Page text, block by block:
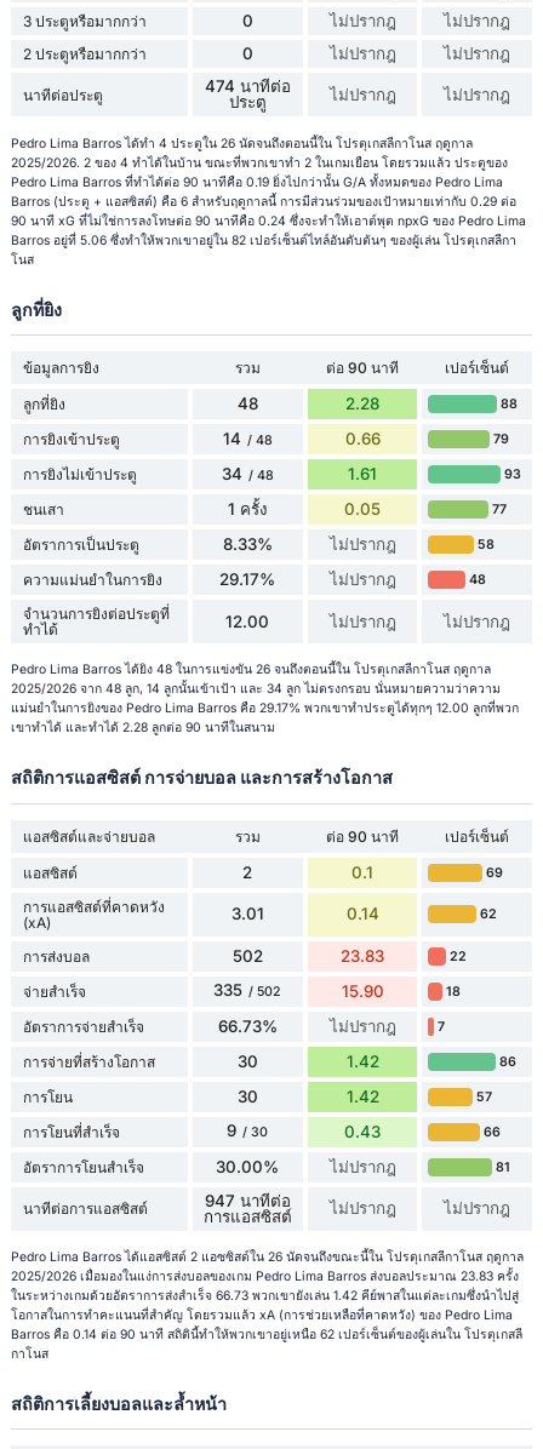
3 ประตูหรือมากกว่า 0 ไม่ปรากฎ ไม่ปรากฎ
2 ประตูหรือมากกว่า 0 ไม่ปรากฎ ไม่ปรากฎ
นาทีต่อประตู
474 นาทีต่อ
ประตู
ไม่ปรากฎ ไม่ปรากฎ
Pedro Lima Barros ได้ทำ 4 ประตูใน 26 นัดจนถึงตอนนี้ใน โปรตุเกสลีกาโนส ฤดูกาล
2025/2026. 2 ของ 4 ทำได้ในบ้าน ขณะที่พวกเขาทำ 2 ในเกมเยือน โดยรวมแล้ว ประตูของ
Pedro Lima Barros ที่ทำได้ต่อ 90 นาทีคือ 0.19 ยิ่งไปกว่านั้น G/A ทั้งหมดของ Pedro Lima
Barros (ประตู + แอสซิสต์) คือ 6 สำหรับฤดูกาลนี้ การมีส่วนร่วมของเป้าหมายเท่ากับ 0.29 ต่อ
90 นาที xG ที่ไม่ใช่การลงโทษต่อ 90 นาทีคือ 0.24 ซึ่งจะทำให้เอาต์พุต npxG ของ Pedro Lima
Barros อยู่ที่ 5.06 ซึ่งทำให้พวกเขาอยู่ใน 82 เปอร์เซ็นต์ไทล์อันดับต้นๆ ของผู้เล่น โปรตุเกสลีกา
โนส
ลูกที่ยิง
ข้อมูลการยิง รวม ต่อ 90 นาที
เปอร์เซ็นต์
ลูกที่ยิง
48 2.28 88
การยิงเข้าประตู 14 / 48 0.66 79
การยิงไม่เข้าประตู 34 / 48 1.61 93
ชนเสา 1 ครั้ง 0.05 77
อัตราการเป็นประตู 8.33% ไม่ปรากฎ 58
ความแม่นยำในการยิง 29.17% ไม่ปรากฎ 48
จำนวนการยิงต่อประตูที่
ทำได้
12.00 ไม่ปรากฎ ไม่ปรากฎ
Pedro Lima Barros ได้ยิง 48 ในการแข่งขัน 26 จนถึงตอนนี้ใน โปรตุเกสลีกาโนส ฤดูกาล
2025/2026 จาก 48 ลูก, 14 ลูกนั้นเข้าเป้า และ 34 ลูก ไม่ตรงกรอบ นั่นหมายความว่าความ
แม่นยำในการยิงของ Pedro Lima Barros คือ 29.17% พวกเขาทำประตูได้ทุกๆ 12.00 ลูกที่พวก
เขาทำได้ และทำได้ 2.28 ลูกต่อ 90 นาทีในสนาม
สถิติการแอสซิสต์ การจ่ายบอล และการสร้างโอกาส
แอสซิสต์และจ่ายบอล รวม ต่อ 90 นาที
เปอร์เซ็นต์
แอสซิสต์
2 0.1 69
การแอสซิสต์ที่คาดหวัง
(xA)
3.01 0.14 62
การส่งบอล 502 23.83 22
จ่ายสำเร็จ 335 / 502 15.90 18
อัตราการจ่ายสำเร็จ 66.73% ไม่ปรากฎ 7
การจ่ายที่สร้างโอกาส 30 1.42 86
การโยน 30 1.42 57
การโยนที่สำเร็จ 9 / 30 0.43 66
อัตราการโยนสำเร็จ 30.00% ไม่ปรากฎ 81
นาทีต่อการแอสซิสต์
947 นาทีต่อ
การแอสซิสต์
ไม่ปรากฎ ไม่ปรากฎ
Pedro Lima Barros ได้แอสซิสต์ 2 แอซซิสต์ใน 26 นัดจนถึงขณะนี้ใน โปรตุเกสลีกาโนส ฤดูกาล
2025/2026 เมื่อมองในแง่การส่งบอลของเกม Pedro Lima Barros ส่งบอลประมาณ 23.83 ครั้ง
ในระหว่างเกมด้วยอัตราการส่งสำเร็จ 66.73 พวกเขายังเล่น 1.42 คีย์พาสในแต่ละเกมซึ่งนำไปสู่
โอกาสในการทำคะแนนที่สำคัญ โดยรวมแล้ว xA (การช่วยเหลือที่คาดหวัง) ของ Pedro Lima
Barros คือ 0.14 ต่อ 90 นาที สถิตินี้ทำให้พวกเขาอยู่เหนือ 62 เปอร์เซ็นต์ของผู้เล่นใน โปรตุเกสลี
กาโนส
สถิติการเลี้ยงบอลและล้ำหน้า